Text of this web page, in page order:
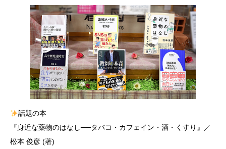
話題の本
『身近な薬物のはなし──タバコ・カフェイン・酒・くすり』／
松本 俊彦 (著)